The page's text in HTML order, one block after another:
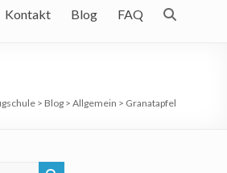
Kontakt Blog FAQ
> Blog > Allgemein > Granatapfel